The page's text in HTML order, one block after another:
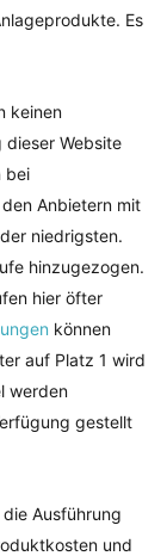
Es
keinen
Website
bei
Anbietern mit
niedrigsten.
hinzugezogen.
hier öfter
können
auf Platz 1 wird
werden
gestellt
Ausführung
und